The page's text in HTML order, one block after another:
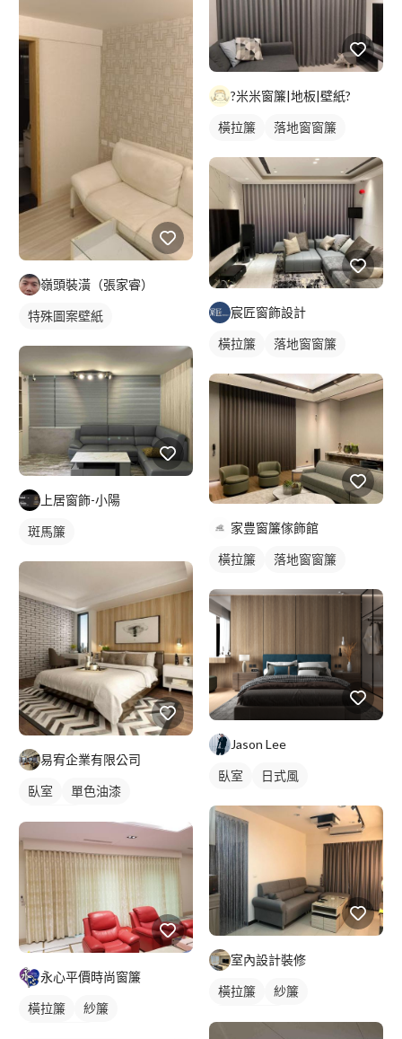
嶺頭裝潢（張家睿）
特殊圖案壁紙
上居窗飾-小陽
斑馬簾
易宥企業有限公司
臥室
單色油漆
永心平價時尚窗簾
橫拉簾
紗簾
?米米窗簾|地板|壁紙?
橫拉簾 落地窗窗簾
宸匠窗飾設計
橫拉簾 落地窗窗簾
家豊窗簾傢飾館
橫拉簾 落地窗窗簾
Jason Lee
臥室 日式風
室內設計裝修
橫拉簾
紗簾